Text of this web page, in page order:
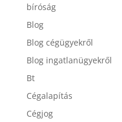
bíróság
Blog
Blog cégügyekről
Blog ingatlanügyekről
Bt
Cégalapítás
Cégjog